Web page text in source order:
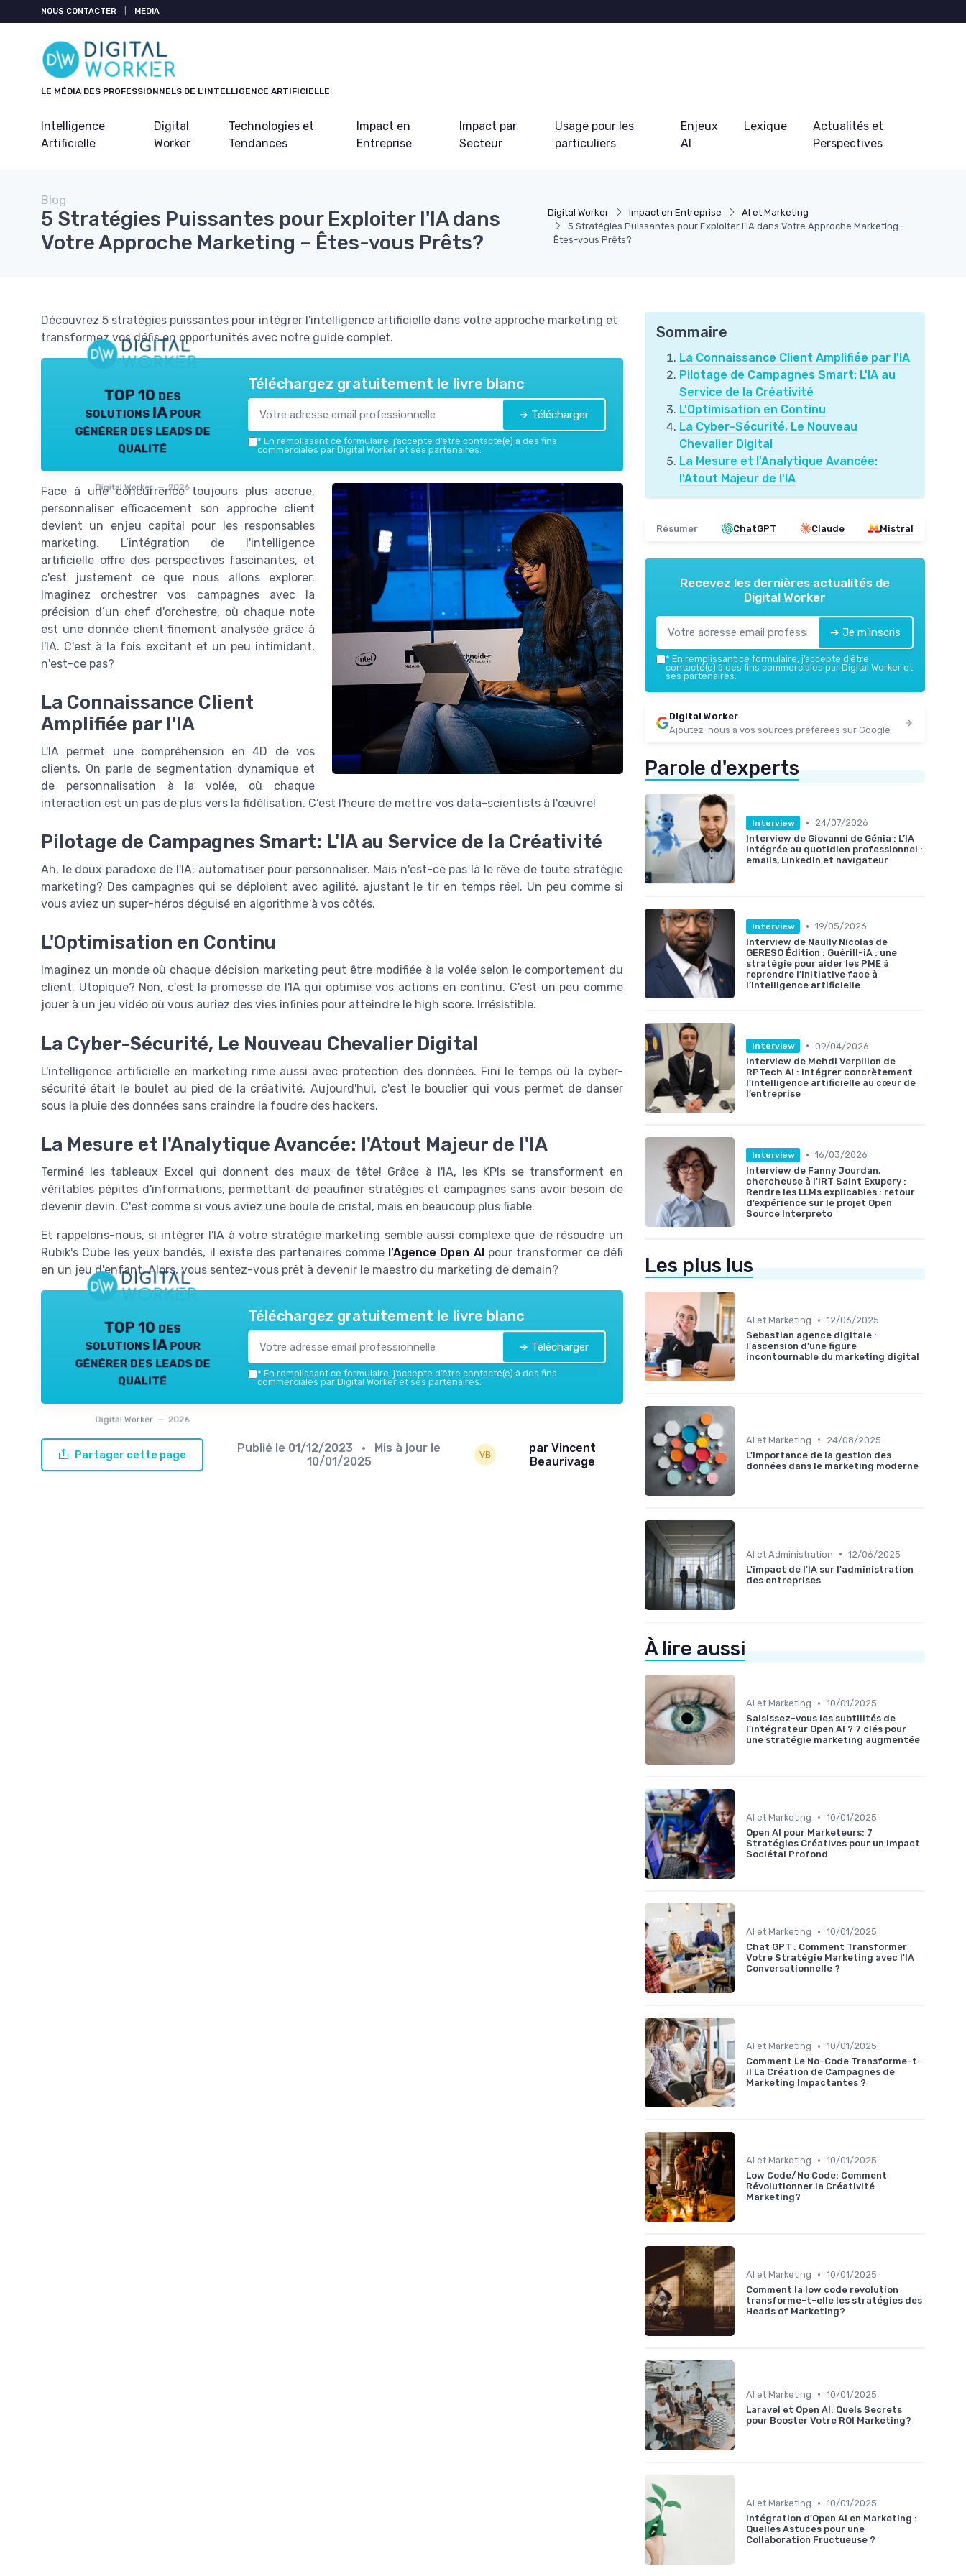
NOUS CONTACTER MEDIA
LE MÉDIA DES PROFESSIONNELS DE L'INTELLIGENCE ARTIFICIELLE
Intelligence
Artificielle
Digital
Worker
Technologies et
Tendances
Impact en
Entreprise
Impact par
Secteur
Usage pour les
particuliers
Enjeux
AI
Lexique
Actualités et
Perspectives
Digital Worker Impact en Entreprise
AI et Marketing
5 Stratégies Puissantes pour Exploiter l'IA dans Votre Approche Marketing –
Êtes-vous Prêts?
Blog
5 Stratégies Puissantes pour Exploiter l'IA dans
Votre Approche Marketing – Êtes-vous Prêts?
Découvrez 5 stratégies puissantes pour intégrer l'intelligence artificielle dans votre approche marketing et
transformez vos défis en opportunités avec notre guide complet.
TOP 10 des
solutions IA pour
générer des leads de
qualité
Digital Worker — 2026
Téléchargez gratuitement le livre blanc
➔ Télécharger
* En remplissant ce formulaire, j’accepte d’être contacté(e) à des fins
commerciales par Digital Worker et ses partenaires.
Face à une concurrence toujours plus accrue,
personnaliser efficacement son approche client
devient un enjeu capital pour les responsables
marketing. L’intégration de l'intelligence
artificielle offre des perspectives fascinantes, et
c'est justement ce que nous allons explorer.
Imaginez orchestrer vos campagnes avec la
précision d’un chef d'orchestre, où chaque note
est une donnée client finement analysée grâce à
l'IA. C'est à la fois excitant et un peu intimidant,
n'est-ce pas?
La Connaissance Client
Amplifiée par l'IA
L'IA permet une compréhension en 4D de vos
clients. On parle de segmentation dynamique et
de personnalisation à la volée, où chaque
interaction est un pas de plus vers la fidélisation. C'est l'heure de mettre vos data-scientists à l'œuvre!
Pilotage de Campagnes Smart: L'IA au Service de la Créativité
Ah, le doux paradoxe de l'IA: automatiser pour personnaliser. Mais n'est-ce pas là le rêve de toute stratégie
marketing? Des campagnes qui se déploient avec agilité, ajustant le tir en temps réel. Un peu comme si
vous aviez un super-héros déguisé en algorithme à vos côtés.
L'Optimisation en Continu
Imaginez un monde où chaque décision marketing peut être modifiée à la volée selon le comportement du
client. Utopique? Non, c'est la promesse de l'IA qui optimise vos actions en continu. C'est un peu comme
jouer à un jeu vidéo où vous auriez des vies infinies pour atteindre le high score. Irrésistible.
La Cyber-Sécurité, Le Nouveau Chevalier Digital
L'intelligence artificielle en marketing rime aussi avec protection des données. Fini le temps où la cyber-
sécurité était le boulet au pied de la créativité. Aujourd'hui, c'est le bouclier qui vous permet de danser
sous la pluie des données sans craindre la foudre des hackers.
La Mesure et l'Analytique Avancée: l'Atout Majeur de l'IA
Terminé les tableaux Excel qui donnent des maux de tête! Grâce à l'IA, les KPIs se transforment en
véritables pépites d'informations, permettant de peaufiner stratégies et campagnes sans avoir besoin de
devenir devin. C'est comme si vous aviez une boule de cristal, mais en beaucoup plus fiable.
Et rappelons-nous, si intégrer l'IA à votre stratégie marketing semble aussi complexe que de résoudre un
Rubik's Cube les yeux bandés, il existe des partenaires comme l’Agence Open AIpour transformer ce défi
en un jeu d'enfant. Alors, vous sentez-vous prêt à devenir le maestro du marketing de demain?
TOP 10 des
solutions IA pour
générer des leads de
qualité
Digital Worker — 2026
Téléchargez gratuitement le livre blanc
➔ Télécharger
* En remplissant ce formulaire, j’accepte d’être contacté(e) à des fins
commerciales par Digital Worker et ses partenaires.
Partager cette page Publié le 01/12/2023
• Mis à jour le
10/01/2025
par Vincent
Beaurivage
Sommaire
La Connaissance Client Amplifiée par l'IA
Pilotage de Campagnes Smart: L'IA au
Service de la Créativité
L'Optimisation en Continu
La Cyber-Sécurité, Le Nouveau
Chevalier Digital
La Mesure et l'Analytique Avancée:
l'Atout Majeur de l'IA
Résumer ChatGPT Claude Mistral
Recevez les dernières actualités de
Digital Worker
➔ Je m'inscris
* En remplissant ce formulaire, j’accepte d’être
contacté(e) à des fins commerciales par Digital Worker et
ses partenaires.
Digital Worker
Ajoutez-nous à vos sources préférées sur Google
Parole d'experts
Interview •
24/07/2026
Interview de Giovanni de Génia : L’IA
intégrée au quotidien professionnel :
emails, LinkedIn et navigateur
Interview • 19/05/2026
Interview de Naully Nicolas de
GERESO Édition : Guérill-iA : une
stratégie pour aider les PME à
reprendre l’initiative face à
l’intelligence artificielle
Interview • 09/04/2026
Interview de Mehdi Verpillon de
RPTech AI : Intégrer concrètement
l’intelligence artificielle au cœur de
l’entreprise
Interview • 16/03/2026
Interview de Fanny Jourdan,
chercheuse à l'IRT Saint Exupery :
Rendre les LLMs explicables : retour
d’expérience sur le projet Open
Source Interpreto
Les plus lus
AI et Marketing • 12/06/2025
Sebastian agence digitale :
l'ascension d'une figure
incontournable du marketing digital
AI et Marketing •
24/08/2025
L'importance de la gestion des
données dans le marketing moderne
AI et Administration • 12/06/2025
L'impact de l'IA sur l'administration
des entreprises
À lire aussi
AI et Marketing • 10/01/2025
Saisissez-vous les subtilités de
l'intégrateur Open AI ? 7 clés pour
une stratégie marketing augmentée
AI et Marketing • 10/01/2025
Open AI pour Marketeurs: 7
Stratégies Créatives pour un Impact
Sociétal Profond
AI et Marketing • 10/01/2025
Chat GPT : Comment Transformer
Votre Stratégie Marketing avec l'IA
Conversationnelle ?
AI et Marketing • 10/01/2025
Comment Le No-Code Transforme-t-
il La Création de Campagnes de
Marketing Impactantes ?
AI et Marketing • 10/01/2025
Low Code/No Code: Comment
Révolutionner la Créativité
Marketing?
AI et Marketing • 10/01/2025
Comment la low code revolution
transforme-t-elle les stratégies des
Heads of Marketing?
AI et Marketing • 10/01/2025
Laravel et Open AI: Quels Secrets
pour Booster Votre ROI Marketing?
AI et Marketing • 10/01/2025
Intégration d'Open AI en Marketing :
Quelles Astuces pour une
Collaboration Fructueuse ?
Panneau de gestion des cookies